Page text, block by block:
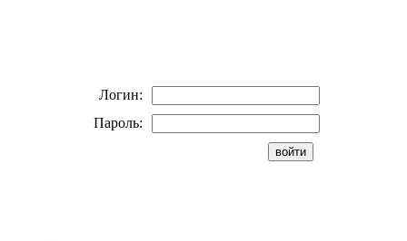
Логин:
Пароль: